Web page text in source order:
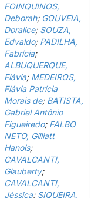
FOINQUINOS,
Deborah; GOUVEIA,
Doralice; SOUZA,
Edvaldo; PADILHA,
Fabrícia;
ALBUQUERQUE,
Flávia; MEDEIROS,
Flávia Patrícia
Morais de; BATISTA,
Gabriel Antônio
Figueiredo; FALBO
NETO, Gilliatt
Hanois;
CAVALCANTI,
Glauberty;
CAVALCANTI,
Jéssica; SIQUEIRA,